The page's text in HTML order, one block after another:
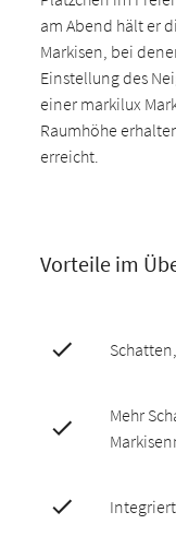
am Abend hält er
Markisen, bei
Einstellung des
einer markilux
Raumhöhe
erreicht.
Vorteile im
Mehr